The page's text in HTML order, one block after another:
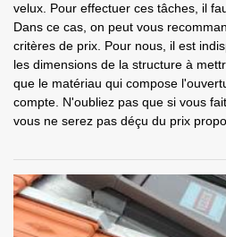
velux. Pour effectuer ces tâches, il
Dans ce cas, on peut vous
critères de prix. Pour nous, il est
les dimensions de la structure à
que le matériau qui compose
compte. N'oubliez pas que si vous
vous ne serez pas déçu du prix